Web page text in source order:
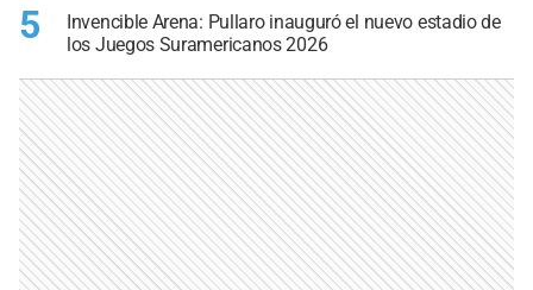
5
Invencible Arena: Pullaro inauguró el nuevo estadio de
los Juegos Suramericanos 2026